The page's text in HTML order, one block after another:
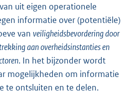
uit eigen operationele
informatie over (potentiële)
van veiligheidsbevordering door
aan overheidsinstanties en
. In het bijzonder wordt
mogelijkheden om informatie
te ontsluiten en te delen.